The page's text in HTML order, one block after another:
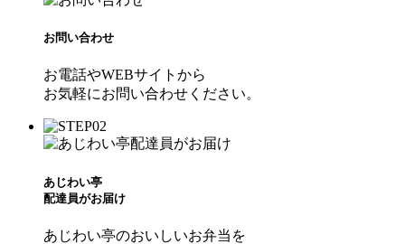
お問い合わせ
お電話やWEBサイトから
お気軽にお問い合わせください。
あじわい亭
配達員がお届け
あじわい亭のおいしいお弁当を